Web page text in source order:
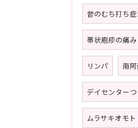
昔のむち打ち
帯状疱疹の痛み
リンパ 南
デイセンター
ムラサキオモト